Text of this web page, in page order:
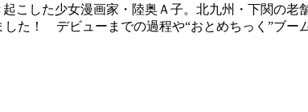
こした少女漫画家・陸奥Ａ子。北九州・下関の
た！ デビューまでの過程や“おとめちっく”ブー